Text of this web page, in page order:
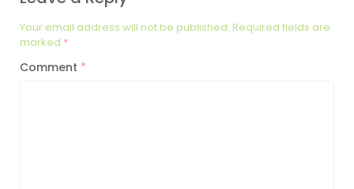
Your email address will not be published. Required fields are
marked *
Comment *